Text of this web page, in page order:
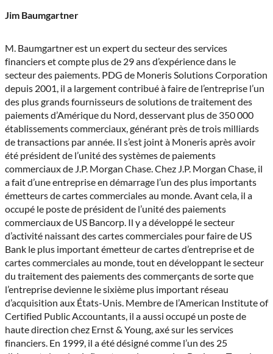
Jim Baumgartner
M. Baumgartner est un expert du secteur des services
financiers et compte plus de 29 ans d’expérience dans le
secteur des paiements. PDG de Moneris Solutions Corporation
depuis 2001, il a largement contribué à faire de l’entreprise l’un
des plus grands fournisseurs de solutions de traitement des
paiements d’Amérique du Nord, desservant plus de 350 000
établissements commerciaux, générant près de trois milliards
de transactions par année. Il s’est joint à Moneris après avoir
été président de l’unité des systèmes de paiements
commerciaux de J.P. Morgan Chase. Chez J.P. Morgan Chase, il
a fait d’une entreprise en démarrage l’un des plus importants
émetteurs de cartes commerciales au monde. Avant cela, il a
occupé le poste de président de l’unité des paiements
commerciaux de US Bancorp. Il y a développé le secteur
d’activité naissant des cartes commerciales pour faire de US
Bank le plus important émetteur de cartes d’entreprise et de
cartes commerciales au monde, tout en développant le secteur
du traitement des paiements des commerçants de sorte que
l’entreprise devienne le sixième plus important réseau
d’acquisition aux États-Unis. Membre de l’American Institute of
Certified Public Accountants, il a aussi occupé un poste de
haute direction chez Ernst & Young, axé sur les services
financiers. En 1999, il a été désigné comme l’un des 25